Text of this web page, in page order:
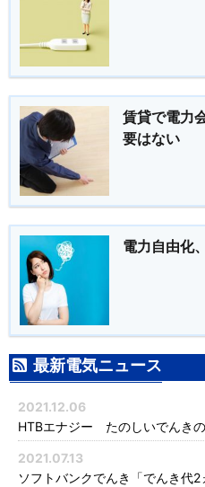
賃貸で電力
要はない
電力自由化
最新電気ニュース
2021.12.06
HTBエナジー たのしいでんき
2021.07.13
ソフトバンクでんき「でんき代